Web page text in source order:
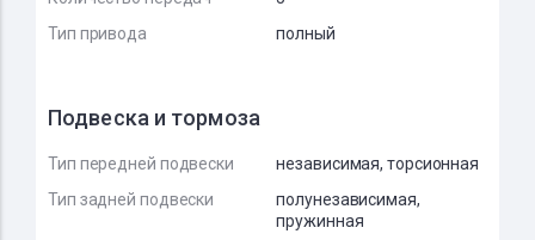
Тип привода
полный
Подвеска и тормоза
Тип передней подвески
независимая, торсионная
Тип задней подвески
полунезависимая,
пружинная